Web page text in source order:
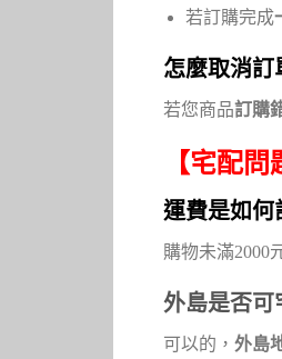
若訂購完成
怎麼取消訂
若您商品訂購
【宅配問
運費是如何
購物未滿2000
外島是否可
可以的， 外島